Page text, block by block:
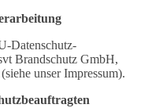
Datenschutz-
Brandschutz GmbH,
unser Impressum).